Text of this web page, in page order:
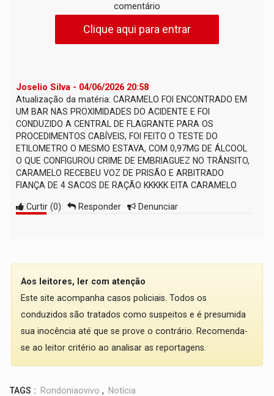
comentário
Clique aqui para entrar
Joselio Silva - 04/06/2026 20:58
Atualização da matéria: CARAMELO FOI ENCONTRADO EM
UM BAR NAS PROXIMIDADES DO ACIDENTE E FOI
CONDUZIDO A CENTRAL DE FLAGRANTE PARA OS
PROCEDIMENTOS CABÍVEIS, FOI FEITO O TESTE DO
ETILOMETRO O MESMO ESTAVA, COM 0,97MG DE ÁLCOOL
O QUE CONFIGUROU CRIME DE EMBRIAGUEZ NO TRÂNSITO,
CARAMELO RECEBEU VOZ DE PRISÃO E ARBITRADO
FIANÇA DE 4 SACOS DE RAÇÃO KKKKK EITA CARAMELO
Curtir (0) Responder Denunciar
Aos leitores, ler com atenção
Este site acompanha casos policiais. Todos os
conduzidos são tratados como suspeitos e é presumida
sua inocência até que se prove o contrário. Recomenda-
se ao leitor critério ao analisar as reportagens.
TAGS : Rondoniaovivo , Notícia